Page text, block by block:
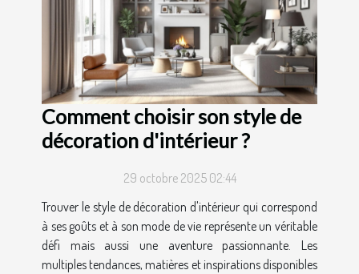
Comment choisir son style de
décoration d'intérieur ?
29 octobre 2025 02:44
Trouver le style de décoration d'intérieur qui correspond
à ses goûts et à son mode de vie représente un véritable
défi mais aussi une aventure passionnante. Les
multiples tendances, matières et inspirations disponibles